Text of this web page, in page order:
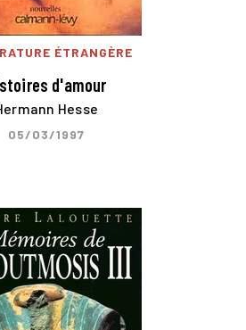
ÉTRANGÈRE
d'amour
Hesse
05/03/1997